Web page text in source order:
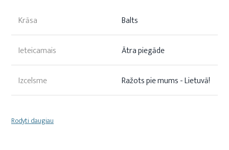
Krāsa Balts
Ieteicamais Ātra piegāde
Izcelsme Ražots pie mums - Lietuvā!
Rodyti daugiau